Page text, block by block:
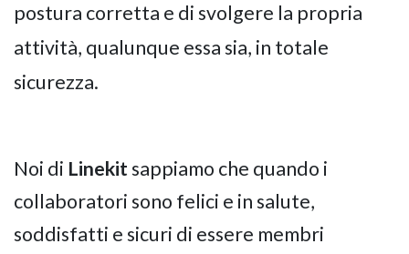
postura corretta e di svolgere la propria
attività, qualunque essa sia, in totale
sicurezza.
Noi di Linekitsappiamo che quando i
collaboratori sono felici e in salute,
soddisfatti e sicuri di essere membri